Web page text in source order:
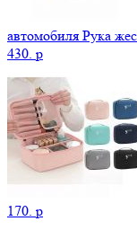
автомобиля Рука
430. p
170. p